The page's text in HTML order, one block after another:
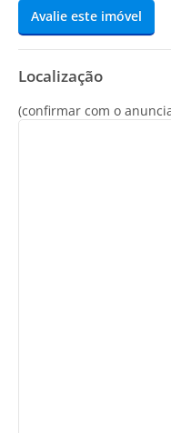
Avalie este imóvel
Localização
(confirmar com o